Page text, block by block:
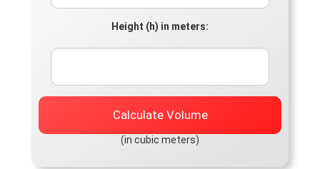
Height (h) in meters:
Calculate Volume
(in cubic meters)